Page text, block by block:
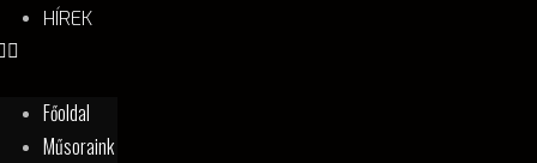
HÍREK
Főoldal
Műsoraink